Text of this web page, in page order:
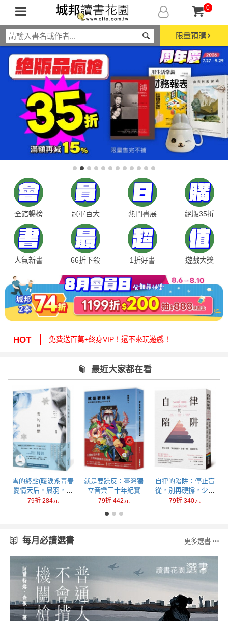
0
限量預購
全館暢榜 冠軍百大 熱門書展 絕版35折
人氣新書 66折下殺 1折好書 遊戲大獎
HOT
絕版35折，年度唯一！快來周年慶逛逛！
周年慶1折起！滿額再減15%送6折券！
最近大家都在看
雪的終點(暖淚系青春
愛情天后‧晨羽，全
新加筆黑暗純愛系列
79折 284元
就是要躁反：臺灣獨
立音樂三十年紀實
79折 442元
自律的陷阱：停止盲
從，別再硬撐，少做
一點，成就更多
79折 340元
每月必讀選書 更多選書